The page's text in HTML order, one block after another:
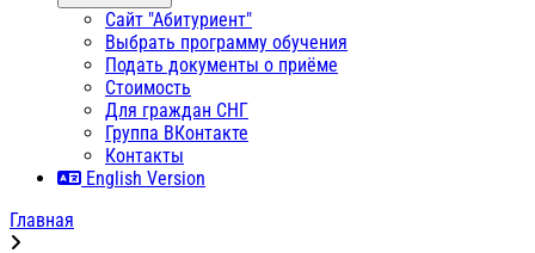
Сайт "Абитуриент"
Выбрать программу обучения
Подать документы о приёме
Стоимость
Для граждан СНГ
Группа ВКонтакте
Контакты
English Version
Главная